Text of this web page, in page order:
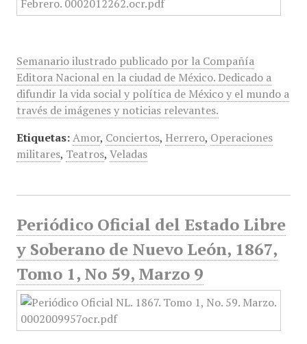
Semanario ilustrado publicado por la Compañía
Editora Nacional en la ciudad de México. Dedicado a
difundir la vida social y política de México y el mundo a
través de imágenes y noticias relevantes.
Etiquetas: Amor, Conciertos, Herrero, Operaciones
militares, Teatros, Veladas
Periódico Oficial del Estado Libre
y Soberano de Nuevo León, 1867,
Tomo 1, No 59, Marzo 9